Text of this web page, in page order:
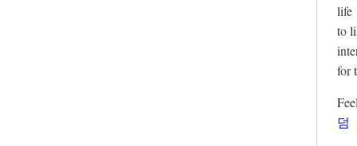
life
to
for
덤